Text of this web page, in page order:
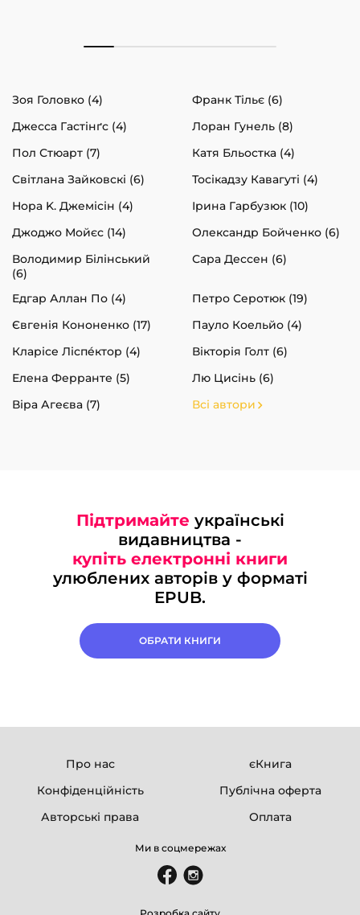
Зоя Головко (4)
Франк Тільє (6)
Джесса Гастінґс (4)
Лоран Гунель (8)
Пол Стюарт (7)
Катя Бльостка (4)
Світлана Зайковскі (6)
Тосікадзу Кавагуті (4)
Нора K. Джемісін (4)
Ірина Гарбузюк (10)
Джоджо Мойєс (14)
Олександр Бойченко (6)
Володимир Білінський
(6)
Сара Дессен (6)
Едгар Аллан По (4)
Петро Серотюк (19)
Євгенія Кононенко (17)
Пауло Коельйо (4)
Кларісе Ліспéктор (4)
Вікторія Голт (6)
Елена Ферранте (5)
Лю Цисінь (6)
Віра Агеєва (7)
Всі автори
Підтримайте українські
видавництва -
купіть електронні книги
улюблених авторів у форматі
EPUB.
ОБРАТИ КНИГИ
Про нас
єКнига
Конфіденційність
Публічна оферта
Авторські права
Оплата
Ми в соцмережах
Розробка сайту